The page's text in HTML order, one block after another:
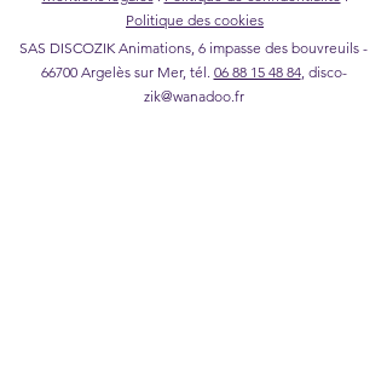
Politique des cookies
SAS DISCOZIK Animations, 6 impasse des bouvreuils -
66700 Argelès sur Mer, tél. 06 88 15 48 84, disco-
zik@wanadoo.fr